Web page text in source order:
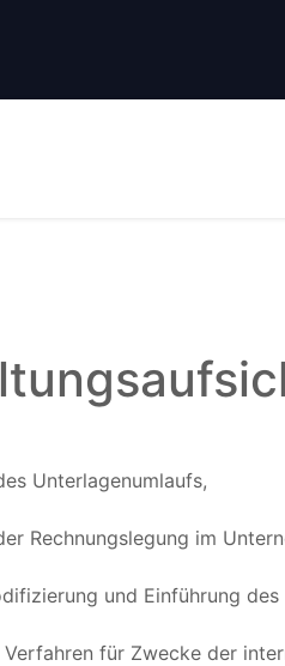
Unterlagenumlaufs,
Rechnungslegung im
und Einführung des
für Zwecke der